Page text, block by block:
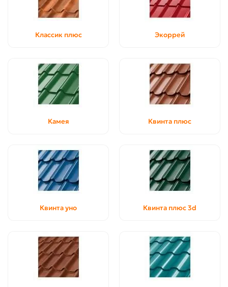
Классик плюс Экоррей
Камея Квинта плюс
Квинта уно Квинта плюс 3d